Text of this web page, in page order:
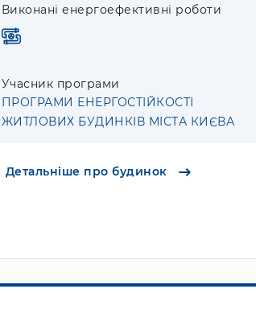
Виконані енергоефективні роботи
Учасник програми
ПРОГРАМИ ЕНЕРГОСТІЙКОСТІ
ЖИТЛОВИХ БУДИНКІВ МІСТА КИЄВА
Детальніше про будинок